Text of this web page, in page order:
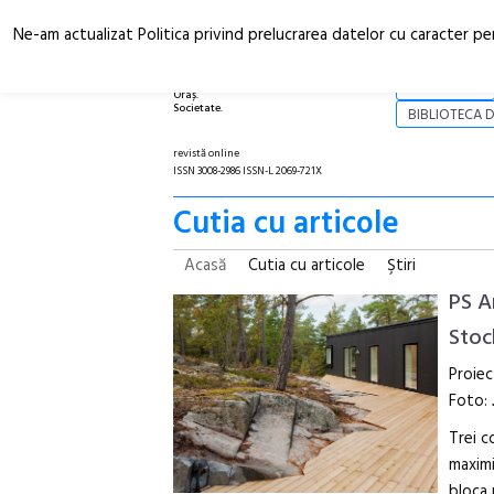
Oraș.
Societate.
BIBLIOTECA
revistă online
ISSN 3008-2986 ISSN-L 2069-721X
Cutia cu articole
Acasă Cutia cu articole Ştiri
PS
Foto:
Trei
Ne-am actualizat Politica privind prelucrarea datelor cu caracter